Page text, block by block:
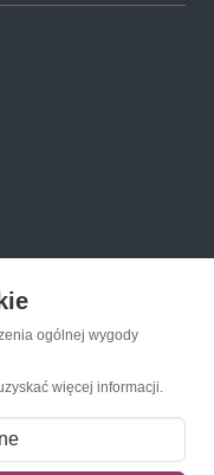
ogólnej wygody
więcej informacji.